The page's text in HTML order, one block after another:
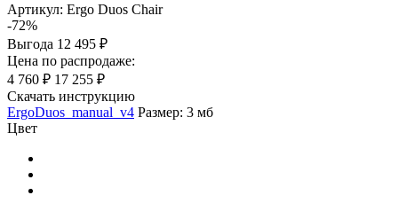
Артикул: Ergo Duos Chair
-72%
Выгода 12 495 ₽
Цена по распродаже:
4 760 ₽ 17 255 ₽
Скачать инструкцию
ErgoDuos_manual_v4 Размер: 3 мб
Цвет